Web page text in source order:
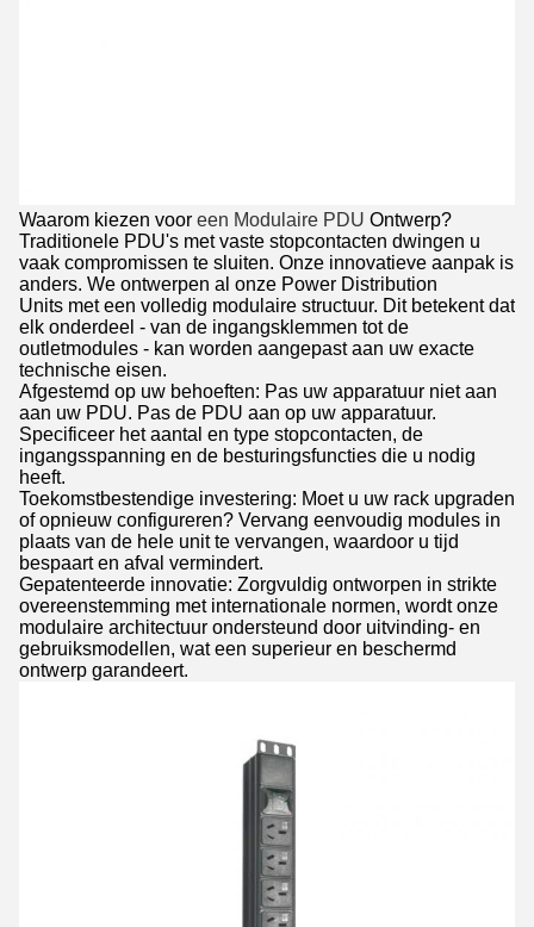
Waarom kiezen voor een Modulaire PDU Ontwerp?
Traditionele PDU's met vaste stopcontacten dwingen u
vaak compromissen te sluiten. Onze innovatieve aanpak is
anders. We ontwerpen al onze Power Distribution
Units met een volledig modulaire structuur. Dit betekent dat
elk onderdeel - van de ingangsklemmen tot de
outletmodules - kan worden aangepast aan uw exacte
technische eisen.
Afgestemd op uw behoeften: Pas uw apparatuur niet aan
aan uw PDU. Pas de PDU aan op uw apparatuur.
Specificeer het aantal en type stopcontacten, de
ingangsspanning en de besturingsfuncties die u nodig
heeft.
Toekomstbestendige investering: Moet u uw rack upgraden
of opnieuw configureren? Vervang eenvoudig modules in
plaats van de hele unit te vervangen, waardoor u tijd
bespaart en afval vermindert.
Gepatenteerde innovatie: Zorgvuldig ontworpen in strikte
overeenstemming met internationale normen, wordt onze
modulaire architectuur ondersteund door uitvinding- en
gebruiksmodellen, wat een superieur en beschermd
ontwerp garandeert.